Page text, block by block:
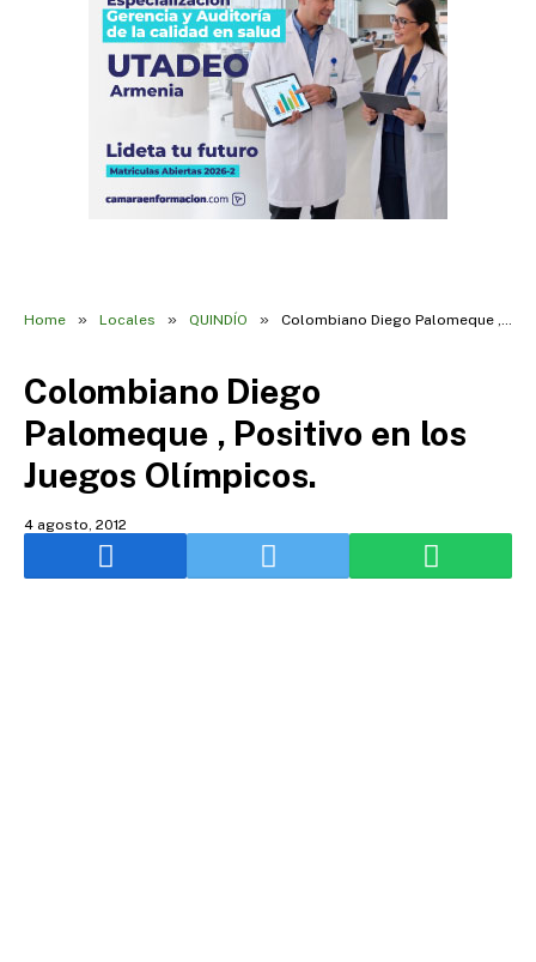
Home » Locales » QUINDÍO » Colombiano Diego Palomeque , Positivo en los Juegos Olímpicos.
Colombiano Diego
Palomeque , Positivo en los
Juegos Olímpicos.
4 agosto, 2012